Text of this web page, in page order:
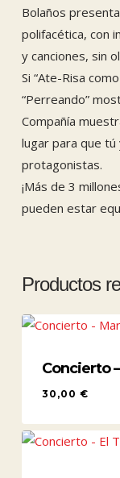
Bolaños
polifacética, con
y canciones, sin
Si “Ate-Risa
“Perreando”
Compañía
lugar para que
protagonistas.
¡Más de 3
pueden estar
Productos
Concierto
30,00 €